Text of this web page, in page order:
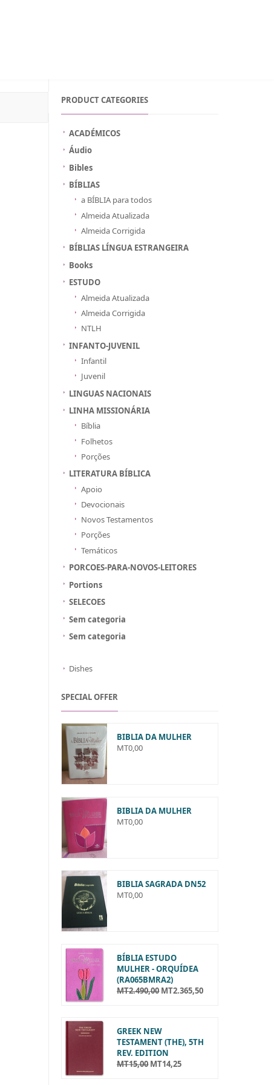
PRODUCT CATEGORIES
ACADÉMICOS
Áudio
Bibles
BÍBLIAS
a BÍBLIA para todos
Almeida Atualizada
Almeida Corrigida
BÍBLIAS LÍNGUA ESTRANGEIRA
Books
ESTUDO
Almeida Atualizada
Almeida Corrigida
NTLH
INFANTO-JUVENIL
Infantil
Juvenil
LINGUAS NACIONAIS
LINHA MISSIONÁRIA
Bíblia
Folhetos
Porções
LITERATURA BÍBLICA
Apoio
Devocionais
Novos Testamentos
Porções
Temáticos
PORCOES-PARA-NOVOS-LEITORES
Portions
SELECOES
Sem categoria
Sem categoria
Dishes
SPECIAL OFFER
BIBLIA DA MULHER
MT0,00
BIBLIA DA MULHER
MT0,00
BIBLIA SAGRADA DN52
MT0,00
BÍBLIA ESTUDO
MULHER - ORQUÍDEA
(RA065BMRA2)
O
ç
o
o
r
MT2.490,00O
ç
o
a
t
MT2.365,50
GREEK NEW
TESTAMENT (THE), 5TH
REV. EDITION
O
MT15,00OMT14,25